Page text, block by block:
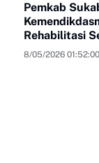
Pemkab
Rehabilitasi
8/05/2026